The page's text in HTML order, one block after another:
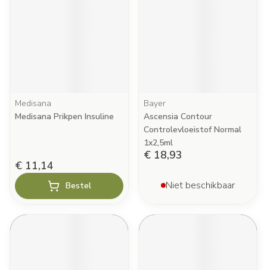
Medisana
Medisana Prikpen Insuline
€ 11,14
Bestel
Bayer
Ascensia Contour
Controlevloeistof Normal
1x2,5ml
€ 18,93
Niet beschikbaar